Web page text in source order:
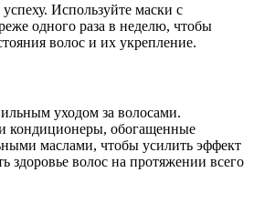
Используйте маски с
одного раза в неделю, чтобы
волос и их укрепление.
уходом за волосами.
кондиционеры, обогащенные
маслами, чтобы усилить эффект
здоровье волос на протяжении всего